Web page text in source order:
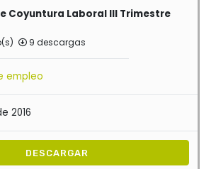
Coyuntura Laboral III Trimestre
9 descargas
empleo
2016
DESCARGAR